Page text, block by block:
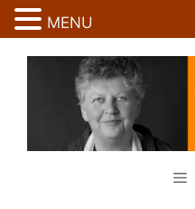
Ga
naar
MENU